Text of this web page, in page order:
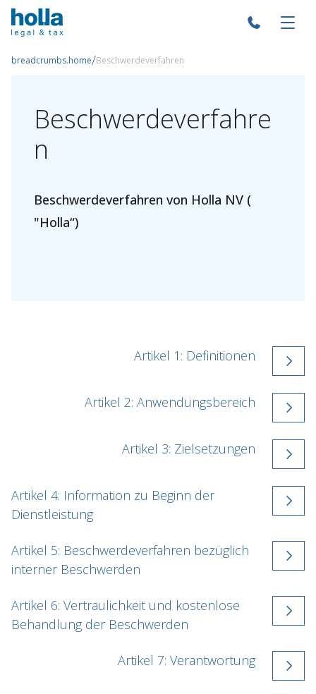
Verwendung der Cookies
Haftungsausschluss
breadcrumbs.home/Beschwerdeverfahren
Beschwerdeverfahre
n
Beschwerdeverfahren von Holla NV (
"Holla“)
Artikel 1: Definitionen
Artikel 2: Anwendungsbereich
Artikel 3: Zielsetzungen
Artikel 4: Information zu Beginn der
Dienstleistung
Artikel 5: Beschwerdeverfahren bezüglich
interner Beschwerden
Artikel 6: Vertraulichkeit und kostenlose
Behandlung der Beschwerden
Artikel 7: Verantwortung